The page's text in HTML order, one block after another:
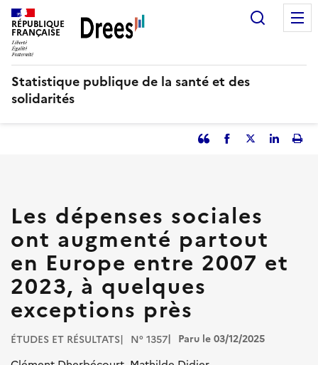
Aller
au
contenu
principal
RÉPUBLIQUE
FRANÇAISE
Statistique publique de la santé et des
solidarités
Partager
que
citation
Facebook
Partager
Partager
Les dépenses sociales
ont augmenté partout
en Europe entre 2007 et
2023, à quelques
exceptions près
ÉTUDES ET RÉSULTATS N° 1357 Paru le 03/12/2025